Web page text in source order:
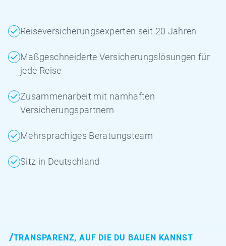
Reiseversicherungsexperten seit 20 Jahren
Maßgeschneiderte Versicherungslösungen für
jede Reise
Zusammenarbeit mit namhaften
Versicherungspartnern
Mehrsprachiges Beratungsteam
Sitz in Deutschland
TRANSPARENZ, AUF DIE DU BAUEN KANNST